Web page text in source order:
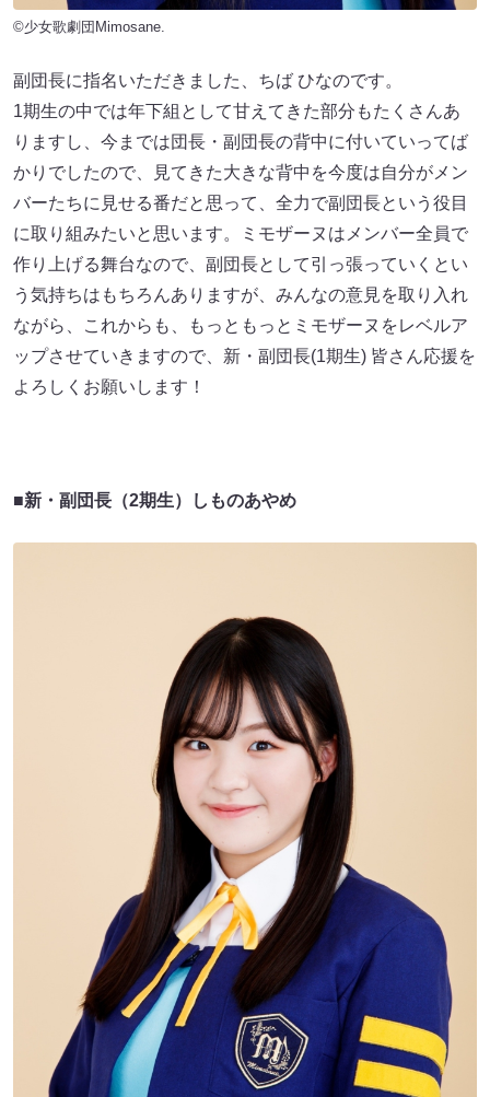
©少女歌劇団Mimosane.
副団長に指名いただきました、ちば ひなのです。
1期生の中では年下組として甘えてきた部分もたくさんあ
りますし、今までは団長・副団長の背中に付いていってば
かりでしたので、見てきた大きな背中を今度は自分がメン
バーたちに見せる番だと思って、全力で副団長という役目
に取り組みたいと思います。ミモザーヌはメンバー全員で
作り上げる舞台なので、副団長として引っ張っていくとい
う気持ちはもちろんありますが、みんなの意見を取り入れ
ながら、これからも、もっともっとミモザーヌをレベルア
ップさせていきますので、新・副団長(1期生) 皆さん応援を
よろしくお願いします！
■新・副団長（2期生）しものあやめ